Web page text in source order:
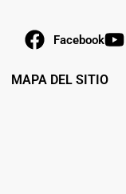
Facebook
MAPA DEL SITIO